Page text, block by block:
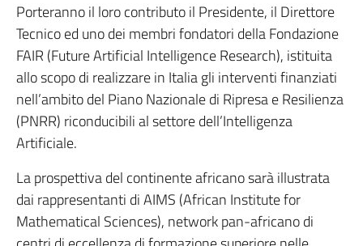
Porteranno il loro contributo il Presidente, il Direttore
Tecnico ed uno dei membri fondatori della Fondazione
FAIR (Future Artificial Intelligence Research), istituita
allo scopo di realizzare in Italia gli interventi finanziati
nell’ambito del Piano Nazionale di Ripresa e Resilienza
(PNRR) riconducibili al settore dell’Intelligenza
Artificiale.
La prospettiva del continente africano sarà illustrata
dai rappresentanti di AIMS (African Institute for
Mathematical Sciences), network pan-africano di